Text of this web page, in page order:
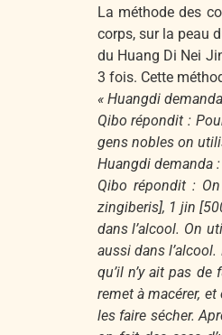
La méthode des
corps, sur la peau
du Huang Di Nei
3 fois. Cette
« Huangdi
Qibo répondit :
gens nobles on
Huangdi demanda
Qibo répondit :
zingiberis], 1 jin
dans l’alcool. On
aussi dans
qu’il n’y ait pas
remet à macérer,
les faire sécher.